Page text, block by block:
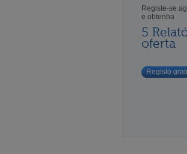
Registe-se
e obtenha
5
oferta
Registo